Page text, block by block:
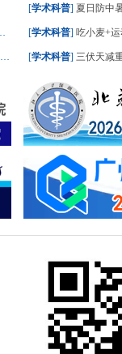
[学术科普] 夏日防中
[学术科普] 吃小麦+
[学术科普] 三伏天减重